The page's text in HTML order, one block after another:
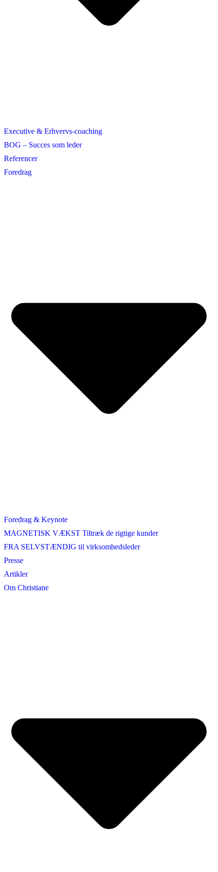
Executive & Erhvervs-coaching
BOG – Succes som leder
Referencer
Foredrag
Foredrag & Keynote
MAGNETISK VÆKST Tiltræk de rigtige kunder
FRA SELVSTÆNDIG til virksomhedsleder
Presse
Artikler
Om Christiane